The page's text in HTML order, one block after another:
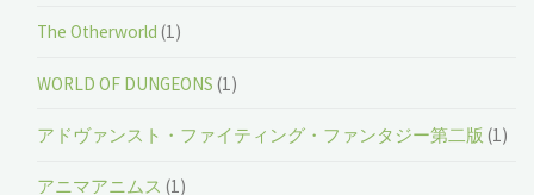
The Otherworld (1)
WORLD OF DUNGEONS (1)
アドヴァンスト・ファイティング・ファンタジー第二版 (1)
アニマアニムス (1)